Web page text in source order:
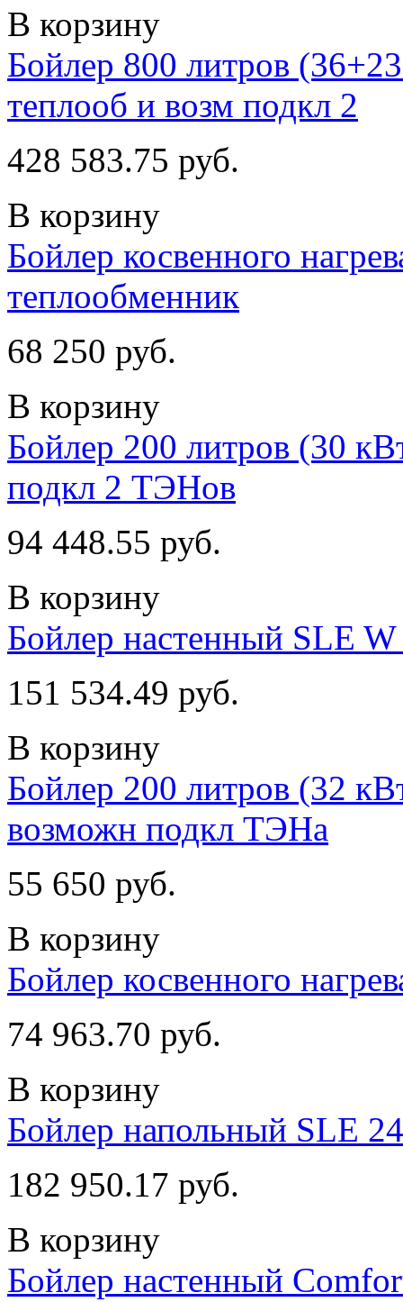
В корзину
Бойлер 800 литров
теплооб и возм подкл 2
428 583.75 руб.
В корзину
Бойлер косвенного
теплообменник
68 250 руб.
В корзину
Бойлер 200 литров (30
подкл 2 ТЭНов
94 448.55 руб.
В корзину
Бойлер настенный SLE
151 534.49 руб.
В корзину
Бойлер 200 литров (32
возможн подкл ТЭНа
55 650 руб.
В корзину
Бойлер косвенного
74 963.70 руб.
В корзину
Бойлер напольный SLE
182 950.17 руб.
В корзину
Бойлер настенный